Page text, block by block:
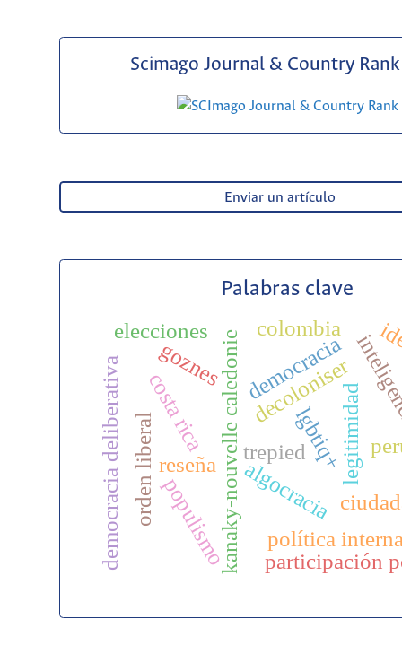
Scimago Journal & Country Rank
Enviar un artículo
Palabras clave
reseña
trepied
decoloniser
kanaky-nouvelle caledoniealgocracia
legitimidad
democracia
política
orden liberalcosta rica
democracia deliberativa participación
lgbtiq+
goznes
populismo
colombia
elecciones